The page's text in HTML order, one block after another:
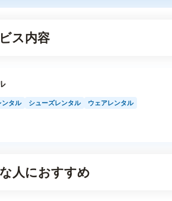
ス内容
ンタル シューズレンタル ウェアレンタル
人におすすめ